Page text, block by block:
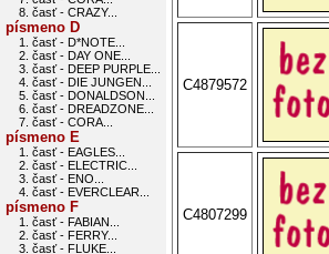
8. časť - CRAZY...
písmeno D
1. časť - D*NOTE...
2. časť - DAY ONE...
3. časť - DEEP PURPLE...
4. časť - DIE JUNGEN...
5. časť - DONALDSON...
6. časť - DREADZONE...
7. časť - CORA...
písmeno E
1. časť - EAGLES...
2. časť - ELECTRIC...
3. časť - ENO...
4. časť - EVERCLEAR...
písmeno F
1. časť - FABIAN...
2. časť - FERRY...
3. časť - FLUKE...
C4879572
C4807299